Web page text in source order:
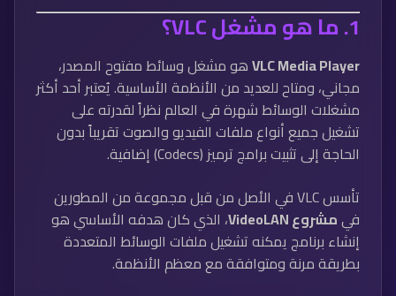
1. ما هو مشغل VLC؟
VLC Media Playerهو مشغل وسائط مفتوح المصدر،
مجاني، ومتاح للعديد من الأنظمة الأساسية. يُعتبر أحد أكثر
مشغلات الوسائط شهرة في العالم نظراً لقدرته على
تشغيل جميع أنواع ملفات الفيديو والصوت تقريباً بدون
الحاجة إلى تثبيت برامج ترميز (Codecs) إضافية.
تأسس VLC في الأصل من قبل مجموعة من المطورين
فيمشروع VideoLAN
، الذي كان هدفه الأساسي هو
إنشاء برنامج يمكنه تشغيل ملفات الوسائط المتعددة
بطريقة مرنة ومتوافقة مع معظم الأنظمة.